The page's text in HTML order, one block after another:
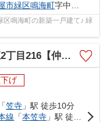
市緑区鳴海町字中汐田219-4
海町の新築一戸建て♪ 緑
数料無料】新築一戸建て
げ
「笠寺 」駅 徒歩10分
線 「本笠寺 」駅 徒歩10分